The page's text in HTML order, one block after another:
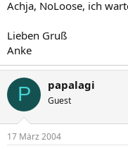
Achja, NoLoose, ich
Lieben Gruß
Anke
P papalagi
Guest
17 März 2004